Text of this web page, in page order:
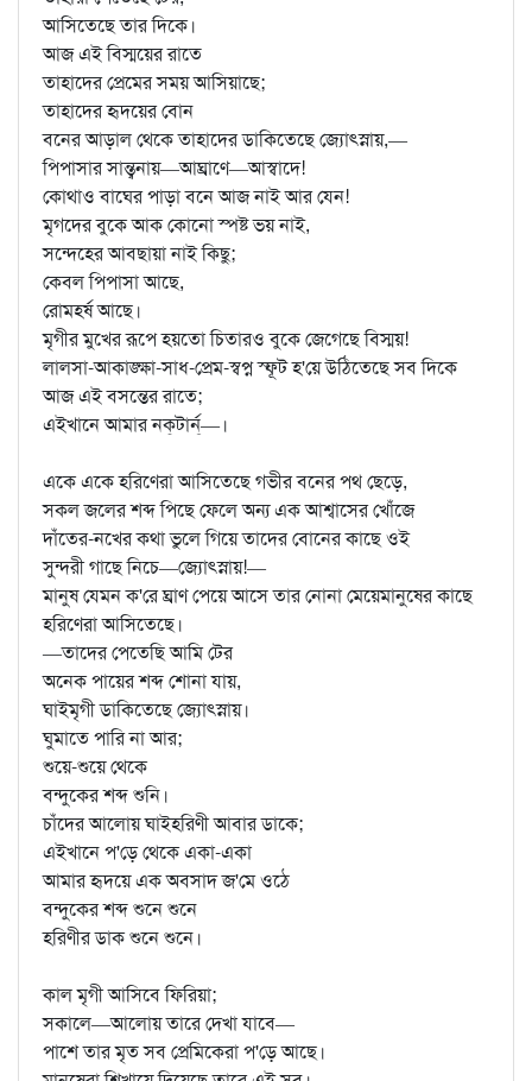
আসিতেছে তার দিকে।
আজ এই বিস্ময়ের রাতে
তাহাদের প্রেমের সময় আসিয়াছে;
তাহাদের হৃদয়ের বোন
বনের আড়াল থেকে তাহাদের ডাকিতেছে জ্যোৎস্নায়,—
পিপাসার সান্ত্বনায়—আঘ্রাণে—আস্বাদে!
কোথাও বাঘের পাড়া বনে আজ নাই আর যেন!
মৃগদের বুকে আক কোনো স্পষ্ট ভয় নাই,
সন্দেহের আবছায়া নাই কিছু;
কেবল পিপাসা আছে,
রোমহর্ষ আছে।
মৃগীর মুখের রূপে হয়তো চিতারও বুকে জেগেছে বিস্ময়!
লালসা-আকাঙ্ক্ষা-সাধ-প্রেম-স্বপ্ন স্ফূট হ'য়ে উঠিতেছে সব দিকে
আজ এই বসন্তের রাতে;
এইখানে আমার নক্‌টার্ন্‌—।
একে একে হরিণেরা আসিতেছে গভীর বনের পথ ছেড়ে,
সকল জলের শব্দ পিছে ফেলে অন্য এক আশ্বাসের খোঁজে
দাঁতের-নখের কথা ভুলে গিয়ে তাদের বোনের কাছে ওই
সুন্দরী গাছে নিচে—জ্যোৎস্নায়!—
মানুষ যেমন ক'রে ঘ্রাণ পেয়ে আসে তার নোনা মেয়েমানুষের কাছে
হরিণেরা আসিতেছে।
—তাদের পেতেছি আমি টের
অনেক পায়ের শব্দ শোনা যায়,
ঘাইমৃগী ডাকিতেছে জ্যোৎস্নায়।
ঘুমাতে পারি না আর;
শুয়ে-শুয়ে থেকে
বন্দুকের শব্দ শুনি।
চাঁদের আলোয় ঘাইহরিণী আবার ডাকে;
এইখানে প'ড়ে থেকে একা-একা
আমার হৃদয়ে এক অবসাদ জ'মে ওঠে
বন্দুকের শব্দ শুনে শুনে
হরিণীর ডাক শুনে শুনে।
কাল মৃগী আসিবে ফিরিয়া;
সকালে—আলোয় তারে দেখা যাবে—
পাশে তার মৃত সব প্রেমিকেরা প'ড়ে আছে।